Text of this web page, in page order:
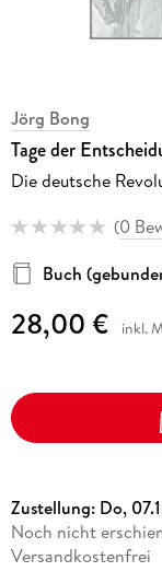
Jörg Bong
Tage der
Die deutsche
(0
Buch
28,00 € inkl.
Zustellung: Do,
Noch nicht
Versandkostenfrei